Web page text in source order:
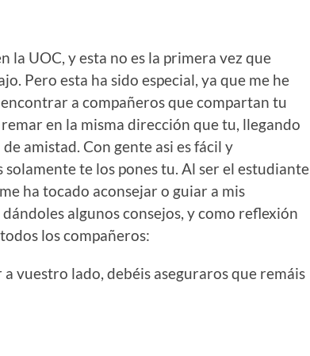
la UOC, y esta no es la primera vez que
Pero esta ha sido especial, ya que me he
a compañeros que compartan tu
en la misma dirección que tu, llegando
amistad. Con gente asi es fácil y
te los pones tu. Al ser el estudiante
ha tocado aconsejar o guiar a mis
algunos consejos, y como reflexión
los compañeros:
vuestro lado, debéis aseguraros que remáis